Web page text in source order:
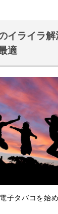
イライラ
適
子タバコを始